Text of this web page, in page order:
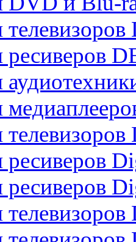
ресиверов
ресиверов